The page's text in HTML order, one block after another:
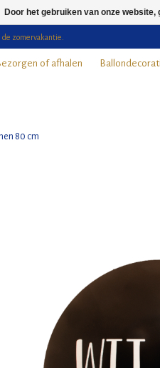
zomervakantie.
of afhalen
80 cm
Door het gebruiken van onze